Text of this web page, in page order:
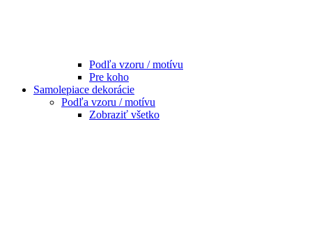
Podľa vzoru / motívu
Pre koho
Samolepiace dekorácie
Podľa vzoru / motívu
Zobraziť všetko